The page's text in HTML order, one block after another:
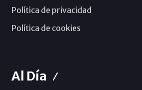
Política de privacidad
Política de cookies
Al Día